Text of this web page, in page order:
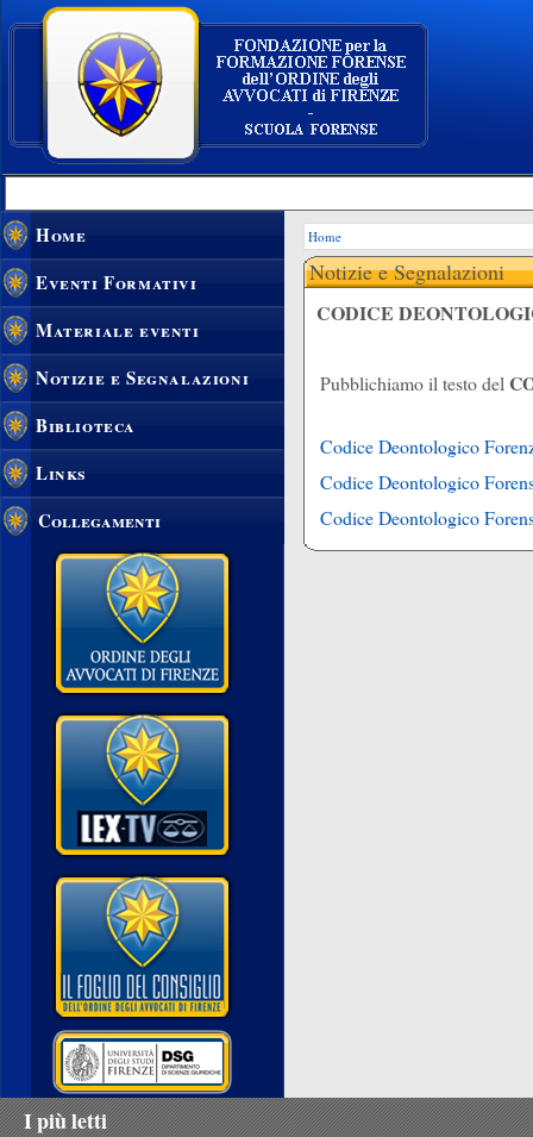
Home
Eventi Formativi
Materiale eventi
Notizie e Segnalazioni
Biblioteca
Links
Collegamenti
Home
Notizie e Segnalazioni
CODICE
Pubblichiamo il testo del
Codice Deontologico
Codice Deontologico
Codice Deontologico
I più letti